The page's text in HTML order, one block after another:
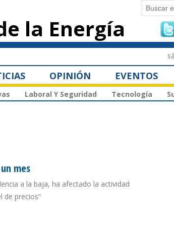
la Energía
Buscar
OPINIÓN EVENTOS
Laboral Y Seguridad Tecnología
mes
a la baja, ha afectado la actividad
de precios”